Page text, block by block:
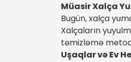
Müasir Xalça
Bugün, xalça
Xalçaların
təmizləmə
Uşaqlar və Ev